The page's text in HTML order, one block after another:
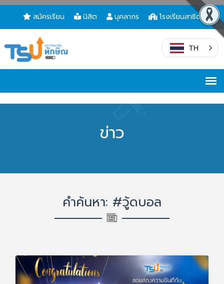
สมัครเรียน นิสิต บุคลากร โรงเรียนสาธิต
TH
ข่าว
คำค้นหา: #วู้ดบอล